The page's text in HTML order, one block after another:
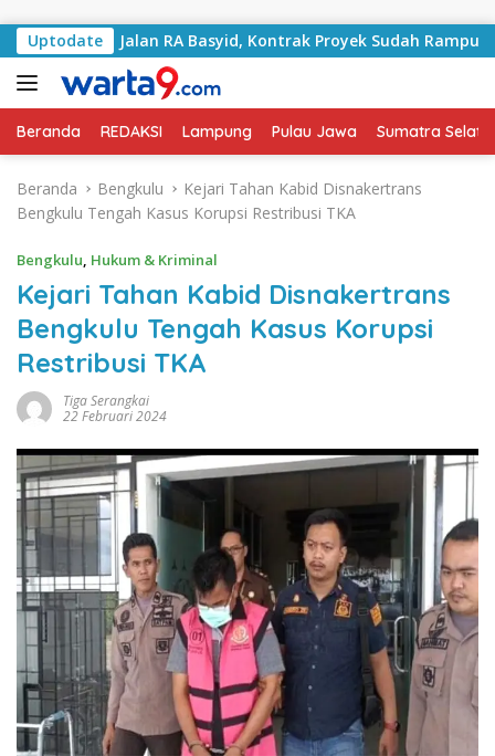
Uptodate
Jalan RA Basyid, Kontrak Proyek Sudah Rampung
Beranda REDAKSI Lampung Pulau Jawa Sumatra
Beranda Bengkulu
Kejari Tahan Kabid Disnakertrans
Bengkulu Tengah Kasus Korupsi Restribusi TKA
Bengkulu, Hukum & Kriminal
Kejari Tahan Kabid Disnakertrans
Bengkulu Tengah Kasus Korupsi
Restribusi TKA
Tiga Serangkai
22 Februari 2024